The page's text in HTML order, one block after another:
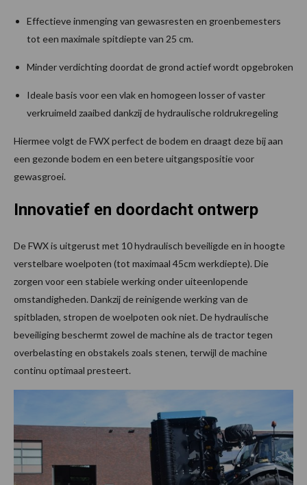
Effectieve inmenging van gewasresten en groenbemesters
tot een maximale spitdiepte van 25 cm.
Minder verdichting doordat de grond actief wordt opgebroken
Ideale basis voor een vlak en homogeen losser of vaster
verkruimeld zaaibed dankzij de hydraulische roldrukregeling
Hiermee volgt de FWX perfect de bodem en draagt deze bij aan
een gezonde bodem en een betere uitgangspositie voor
gewasgroei.
Innovatief en doordacht ontwerp
De FWX is uitgerust met 10 hydraulisch beveiligde en in hoogte
verstelbare woelpoten (tot maximaal 45cm werkdiepte). Die
zorgen voor een stabiele werking onder uiteenlopende
omstandigheden. Dankzij de reinigende werking van de
spitbladen, stropen de woelpoten ook niet. De hydraulische
beveiliging beschermt zowel de machine als de tractor tegen
overbelasting en obstakels zoals stenen, terwijl de machine
continu optimaal presteert.